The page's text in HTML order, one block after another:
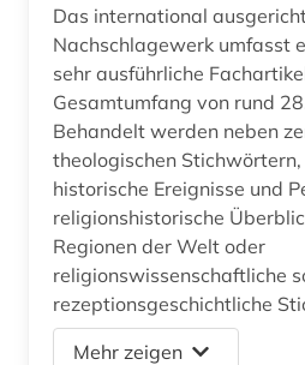
Das international
Nachschlagewerk umfasst
sehr ausführliche
Gesamtumfang von rund
Behandelt werden neben
theologischen
historische Ereignisse und
religionshistorische
Regionen der Welt oder
religionswissenschaftliche
rezeptionsgeschichtliche
Mehr zeigen